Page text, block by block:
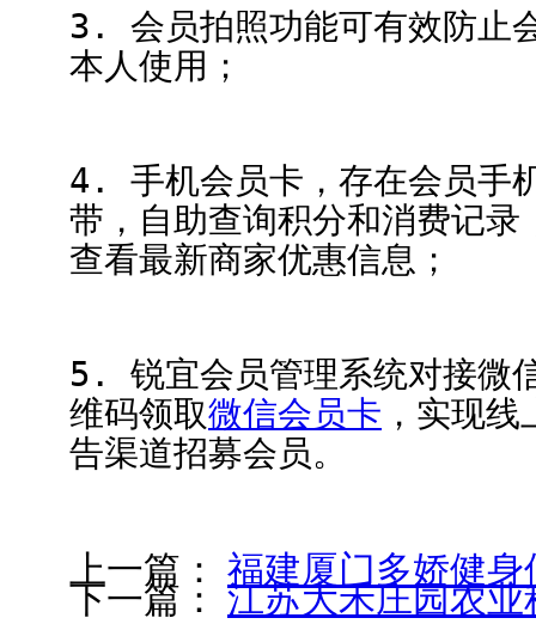
3. 会员拍照功能可有效防止
本人使用；
4. 手机会员卡，存在会员手
带，自助查询积分和消费记
查看最新商家优惠信息；
5. 锐宜会员管理系统对接微
维码领取微信会员卡 ，实现
告渠道招募会员。
上一篇： 福建厦门多娇健
下一篇： 江苏大禾庄园农